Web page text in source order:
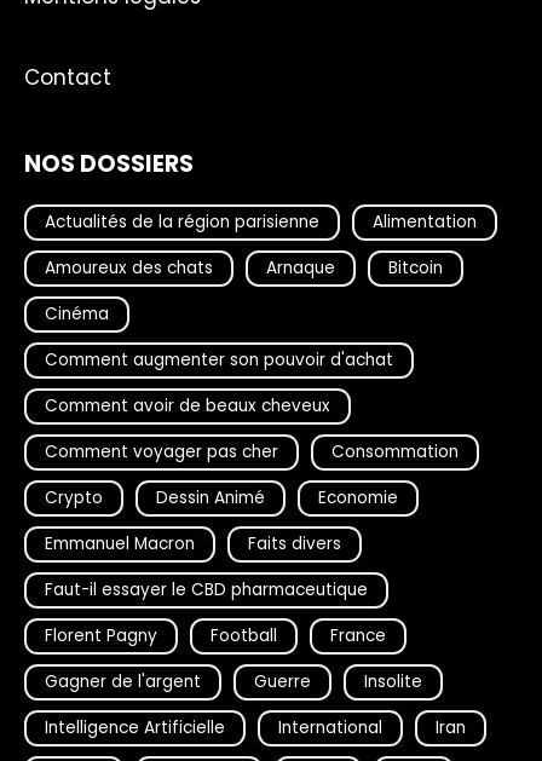
Contact
NOS DOSSIERS
Actualités de la région parisienne
Alimentation
Amoureux des chats
Arnaque
Bitcoin
Cinéma
Comment augmenter son pouvoir d'achat
Comment avoir de beaux cheveux
Comment voyager pas cher
Consommation
Crypto
Dessin Animé
Economie
Emmanuel Macron
Faits divers
Faut-il essayer le CBD pharmaceutique
Florent Pagny
Football
France
Gagner de l'argent
Guerre
Insolite
Intelligence Artificielle
International Iran